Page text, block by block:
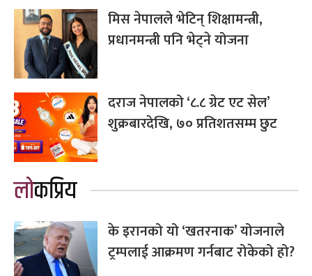
मिस नेपालले भेटिन् शिक्षामन्त्री,
प्रधानमन्त्री पनि भेट्ने योजना
दराज नेपालको ‘८.८ ग्रेट एट सेल’
शुक्रबारदेखि, ७० प्रतिशतसम्म छुट
लोकप्रिय
के इरानको यो ‘खतरनाक’ योजनाले
ट्रम्पलाई आक्रमण गर्नबाट रोकेको हो?